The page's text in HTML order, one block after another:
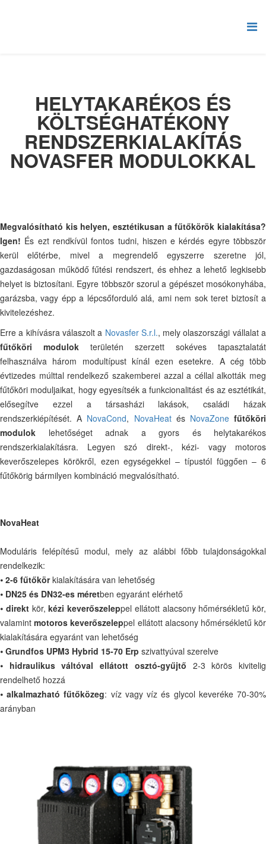
HELYTAKARÉKOS ÉS
KÖLTSÉGHATÉKONY
RENDSZERKIALAKÍTÁS
NOVASFER MODULOKKAL
Megvalósítható kis helyen, esztétikusan a fűtőkörök kialakítása?
Igen! És ezt rendkívül fontos tudni, hiszen e kérdés egyre többször
kerül előtérbe, mivel a megrendelő egyszerre szeretne jól,
gazdaságosan működő fűtési rendszert, és ehhez a lehető legkisebb
helyet is biztosítani. Egyre többször szorul a gépészet mosókonyhába,
garázsba, vagy épp a lépcsőforduló alá, ami nem sok teret biztosít a
kivitelezéshez.
Erre a kihívásra válaszolt a Novasfer S.r.l., mely olaszországi vállalat a
fűtőköri modulok területén szerzett sokéves tapasztalatát
felhasználva három modultípust kínál ezen esetekre. A cég több
évtizedes múlttal rendelkező szakemberei azzal a céllal alkották meg
fűtőköri moduljaikat, hogy egyesítsék a funkcionalitást és az esztétikát,
elősegítve ezzel a társasházi lakások, családi házak
rendszerkiépítését. A NovaCond, NovaHeatés NovaZonefűtőköri
modulok lehetőséget adnak a gyors és helytakarékos
rendszerkialakításra. Legyen szó direkt-, kézi- vagy motoros
keverőszelepes körökről, ezen egységekkel – típustól függően – 6
fűtőkörig bármilyen kombináció megvalósítható.
NovaHeat
Moduláris felépítésű modul, mely az alábbi főbb tulajdonságokkal
rendelkezik:
⦁ 2-6 fűtőkörkialakítására van lehetőség
⦁ DN25 és DN32-es méretben egyaránt elérhető
⦁ direktkör,kézi keverőszeleppel ellátott alacsony hőmérsékletű kör,
valamintmotoros keverőszeleppel ellátott alacsony hőmérsékletű kör
kialakítására egyaránt van lehetőség
⦁ Grundfos UPM3 Hybrid 15-70 Erp szivattyúval szerelve
⦁ hidraulikus váltóval ellátott osztó-gyűjtő 2-3 körös kivitelig
rendelhető hozzá
⦁alkalmazható fűtőközeg: víz vagy víz és glycol keveréke 70-30%
arányban